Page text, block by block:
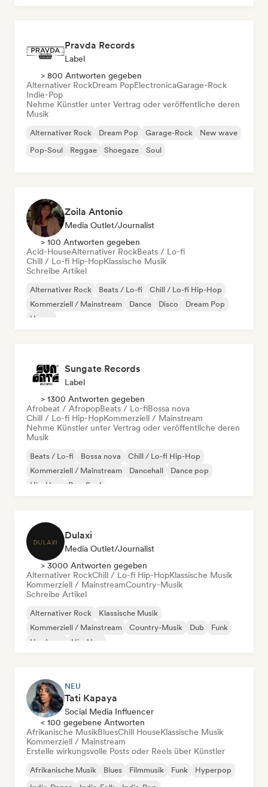
Pravda Records
Label
> 800 Antworten gegeben
Alternativer RockDream PopElectronicaGarage-Rock
Indie-Pop
Nehme Künstler unter Vertrag oder veröffentliche deren
Musik
Alternativer Rock Dream Pop Garage-Rock
New wave
Pop-Soul
Reggae Shoegaze Soul
Zoila Antonio
Media Outlet/Journalist
> 100 Antworten gegeben
Acid-HouseAlternativer RockBeats / Lo-fi
Chill / Lo-fi Hip-HopKlassische Musik
Schreibe Artikel
Alternativer Rock Beats / Lo-fi
Chill / Lo-fi Hip-Hop
Kommerziell / Mainstream
Dance Disco
Dream Pop
House
Sungate Records
Label
> 1300 Antworten gegeben
Afrobeat / AfropopBeats / Lo-fiBossa nova
Chill / Lo-fi Hip-HopKommerziell / Mainstream
Nehme Künstler unter Vertrag oder veröffentliche deren
Musik
Beats / Lo-fi Bossa nova
Chill / Lo-fi Hip-Hop
Kommerziell / Mainstream
Dancehall
Dance pop
Hip-Hop
Pop-Soul
Dulaxi
Media Outlet/Journalist
> 3000 Antworten gegeben
Alternativer RockChill / Lo-fi Hip-HopKlassische Musik
Kommerziell / MainstreamCountry-Musik
Schreibe Artikel
Alternativer Rock
Klassische Musik
Kommerziell / Mainstream
Country-Musik Dub
Funk
Hardcore
Hip-Hop
NEU
Tati Kapaya
Social Media Influencer
< 100 gegebene Antworten
Afrikanische MusikBluesChill HouseKlassische Musik
Kommerziell / Mainstream
Erstelle wirkungsvolle Posts oder Reels über Künstler
Afrikanische Musik Blues Filmmusik Funk
Hyperpop